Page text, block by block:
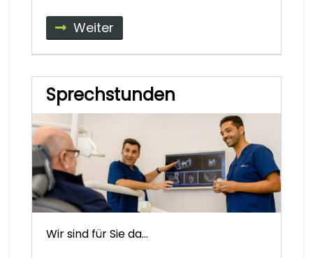
Weiter
Sprechstunden
Wir sind für Sie da…